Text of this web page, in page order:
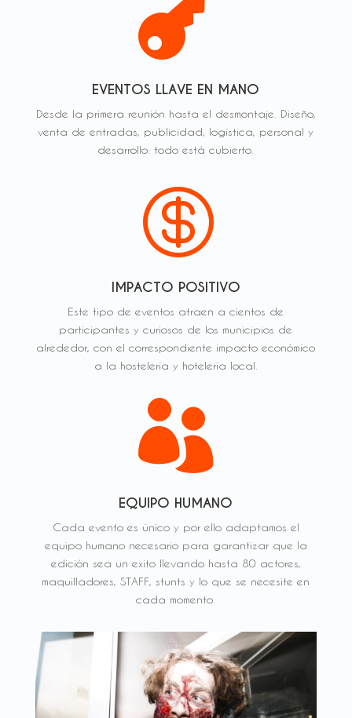

EVENTOS LLAVE EN MANO
Desde la primera reunión hasta el desmontaje. Diseño,
venta de entradas, publicidad, logística, personal y
desarrollo: todo está cubierto.

IMPACTO POSITIVO
Este tipo de eventos atraen a cientos de
participantes y curiosos de los municipios de
alrededor, con el correspondiente impacto económico
a la hostelería y hotelería local.

EQUIPO HUMANO
Cada evento es único y por ello adaptamos el
equipo humano necesario para garantizar que la
edición sea un exito llevando hasta 80 actores,
maquilladores, STAFF, stunts y lo que se necesite en
cada momento.